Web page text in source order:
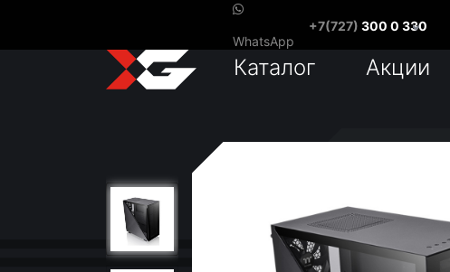
WhatsApp
+7(727) 300 0 330
Каталог Акции